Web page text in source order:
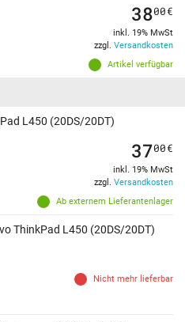
Artikel verfügbar
3800€
inkl. 19% MwSt
zzgl. Versandkosten
L450 (20DS/20DT)
Ab externem Lieferantenlager
3700€
inkl. 19% MwSt
zzgl. Versandkosten
ThinkPad L450 (20DS/20DT)
Nicht mehr lieferbar